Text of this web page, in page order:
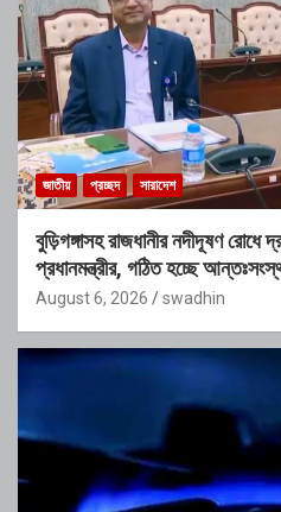
জাতীয় প্রচ্ছদ সারাদেশ
বুড়িগঙ্গাসহ রাজধানীর নদীদূষণ রোধে
প্রধানমন্ত্রীর, গঠিত হচ্ছে
August 6, 2026 swadhin